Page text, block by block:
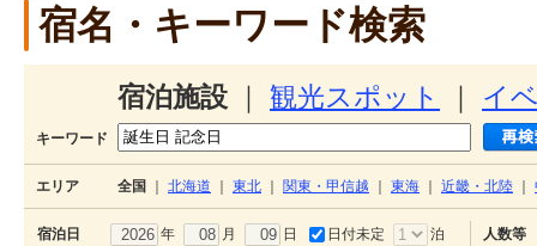
宿名・キーワード検索
宿泊施設 観光スポット イ
キーワード
エリア 全国 北海道 東北 関東・甲信越 東海 近畿・北陸
宿泊日 年 月 日 日付未定 泊 人数等